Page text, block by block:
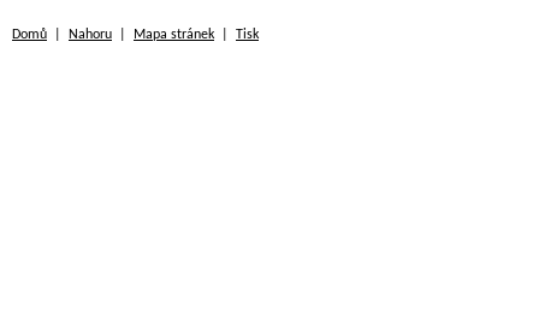
Domů Nahoru Mapa stránek Tisk